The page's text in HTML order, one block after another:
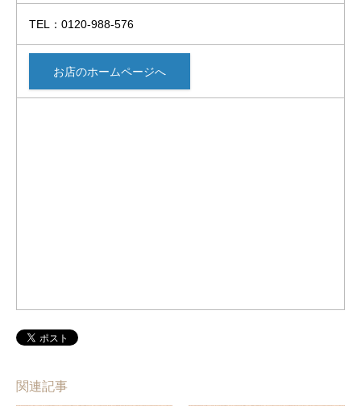
TEL：0120-988-576
お店のホームページへ
関連記事